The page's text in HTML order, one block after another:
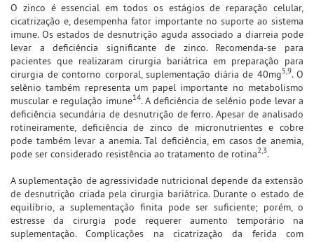
O zinco é essencial em todos os estágios de reparação celular,
cicatrização e, desempenha fator importante no suporte ao sistema
imune. Os estados de desnutrição aguda associado a diarreia pode
levar a deficiência significante de zinco. Recomenda-se para
pacientes que realizaram cirurgia bariátrica em preparação para
cirurgia de contorno corporal, suplementação diária de 40mg5,9. O
selênio também representa um papel importante no metabolismo
muscular e regulação imune14. A deficiência de selênio pode levar a
deficiência secundária de desnutrição de ferro. Apesar de analisado
rotineiramente, deficiência de zinco de micronutrientes e cobre
pode também levar a anemia. Tal deficiência, em casos de anemia,
pode ser considerado resistência ao tratamento de rotina2,3.
A suplementação de agressividade nutricional depende da extensão
de desnutrição criada pela cirurgia bariátrica. Durante o estado de
equilíbrio, a suplementação finita pode ser suficiente; porém, o
estresse da cirurgia pode requerer aumento temporário na
suplementação. Complicações na cicatrização da ferida com